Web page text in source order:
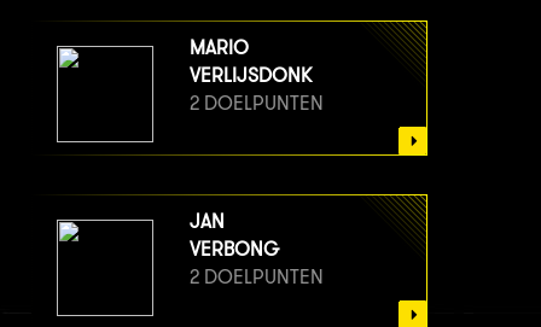
MARIO
VERLIJSDONK
2 DOELPUNTEN
JAN
VERBONG
2 DOELPUNTEN